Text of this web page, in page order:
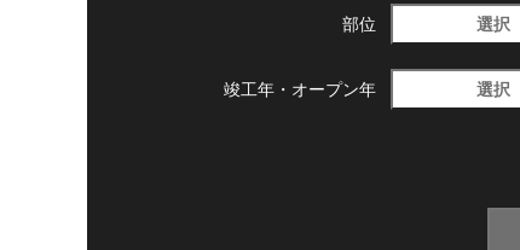
部位 選択
竣工年・ オープン年 選択